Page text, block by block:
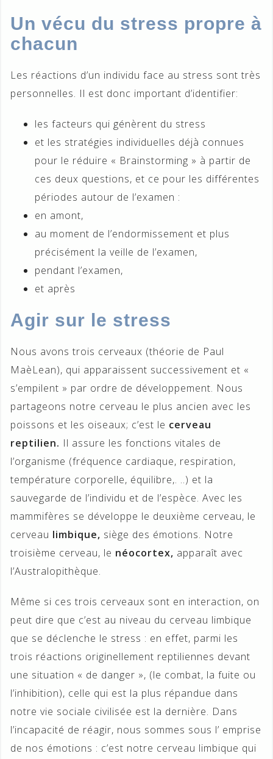
Un vécu du stress propre à
chacun
Les réactions d’un individu face au stress sont très
personnelles. Il est donc important d’identifier:
les facteurs qui génèrent du stress
et les stratégies individuelles déjà connues
pour le réduire « Brainstorming » à partir de
ces deux questions, et ce pour les différentes
périodes autour de l’examen :
en amont,
au moment de l’endormissement et plus
précisément la veille de l’examen,
pendant l’examen,
et après
Agir sur le stress
Nous avons trois cerveaux (théorie de Paul
MaèLean), qui apparaissent successivement et «
s’empilent » par ordre de développement. Nous
partageons notre cerveau le plus ancien avec les
poissons et les oiseaux; c’est le cerveau
reptilien. Il assure les fonctions vitales de
l’organisme (fréquence cardiaque, respiration,
température corporelle, équilibre,. ..) et la
sauvegarde de l’individu et de l’espèce. Avec les
mammifères se développe le deuxième cerveau, le
cerveau limbique, siège des émotions. Notre
troisième cerveau, le néocortex, apparaît avec
l’Australopithèque.
Même si ces trois cerveaux sont en interaction, on
peut dire que c’est au niveau du cerveau limbique
que se déclenche le stress : en effet, parmi les
trois réactions originellement reptiliennes devant
une situation « de danger », (le combat, la fuite ou
l’inhibition), celle qui est la plus répandue dans
notre vie sociale civilisée est la dernière. Dans
l’incapacité de réagir, nous sommes sous l’ emprise
de nos émotions : c’est notre cerveau limbique qui